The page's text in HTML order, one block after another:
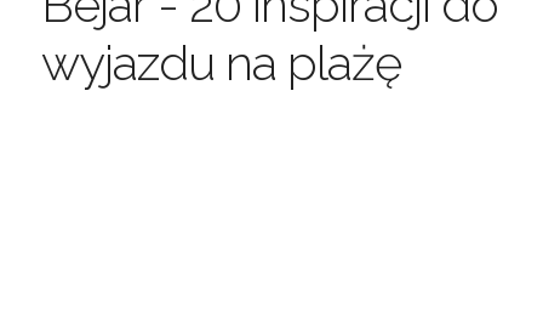
wyjazdu na plażę